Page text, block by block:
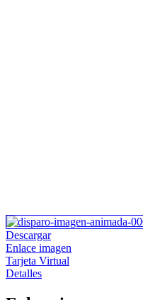
Descargar
Enlace imagen
Tarjeta Virtual
Detalles